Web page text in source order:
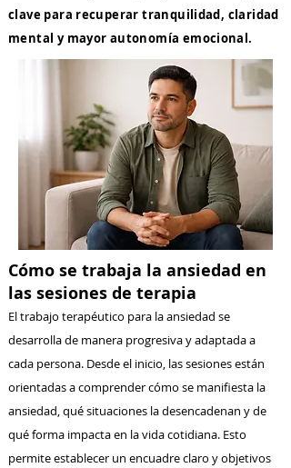
clave para recuperar tranquilidad, claridad
mental y mayor autonomía emocional.
Cómo se trabaja la ansiedad en
las sesiones de terapia
​El trabajo terapéutico para la ansiedad se
desarrolla de manera progresiva y adaptada a
cada persona. Desde el inicio, las sesiones están
orientadas a comprender cómo se manifiesta la
ansiedad, qué situaciones la desencadenan y de
qué forma impacta en la vida cotidiana. Esto
permite establecer un encuadre claro y objetivos